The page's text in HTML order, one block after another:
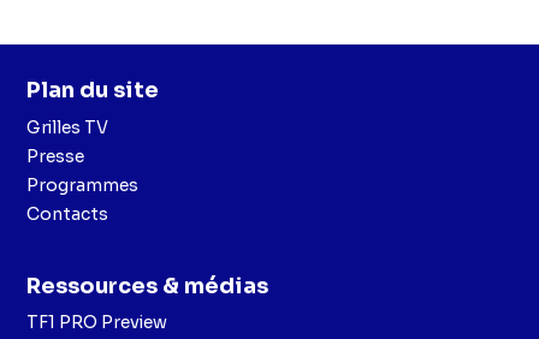
Plan du site
Grilles TV
Presse
Programmes
Contacts
Ressources & médias
TF1 PRO Preview